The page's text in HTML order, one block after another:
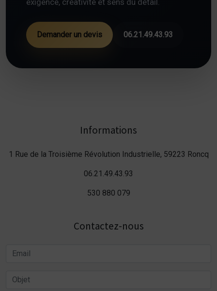
Demander un devis 06.21.49.43.93
Informations
1 Rue de la Troisième Révolution Industrielle, 59223 Roncq
06.21.49.43.93
530 880 079
Contactez-nous